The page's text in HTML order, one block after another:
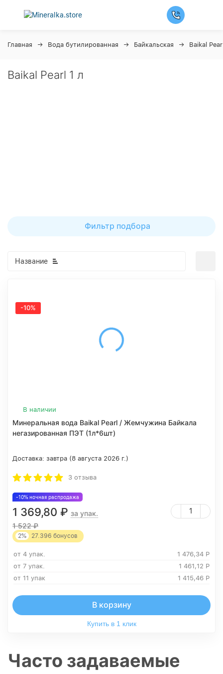
Главная Вода бутилированная Байкальская Baikal
Baikal Pearl 1 л
Фильтр подбора
Название
-10%
В наличии
Минеральная вода Baikal Pearl / Жемчужина Байкала
негазированная ПЭТ (1л*6шт)
Доставка: завтра (8 августа 2026 г.)
3 отзыва
-10% ночная распродажа
1 369,80 ₽ за упак.
1 522₽
2% 27.396 бонусов
от 4 упак. 1 476,34 Р
от 7 упак.
1 461,12 Р
от 11 упак
1 415,46 Р
В корзину
Купить в 1 клик
Часто задаваемые